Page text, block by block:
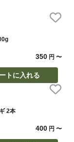
350 円〜
トに入れる
2本
400 円〜